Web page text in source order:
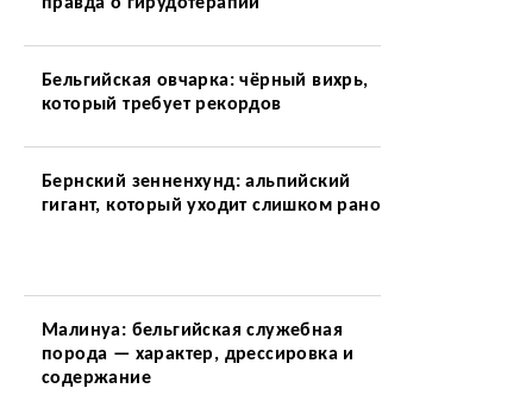
Бельгийская овчарка: чёрный вихрь,
который требует рекордов
Бернский зенненхунд: альпийский
гигант, который уходит слишком рано
Малинуа: бельгийская служебная
порода — характер, дрессировка и
содержание